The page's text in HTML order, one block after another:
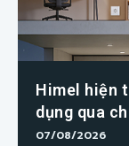
Himel hiện
dụng qua
07/08/2026